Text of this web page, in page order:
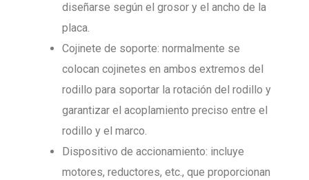
diseñarse según el grosor y el ancho de la
placa.
Cojinete de soporte: normalmente se
colocan cojinetes en ambos extremos del
rodillo para soportar la rotación del rodillo y
garantizar el acoplamiento preciso entre el
rodillo y el marco.
Dispositivo de accionamiento: incluye
motores, reductores, etc., que proporcionan